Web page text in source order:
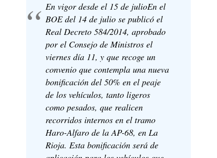
En vigor desde el 15 de julioEn el
BOE del 14 de julio se publicó el
Real Decreto 584/2014, aprobado
por el Consejo de Ministros el
viernes día 11, y que recoge un
convenio que contempla una nueva
bonificación del 50% en el peaje
de los vehículos, tanto ligeros
como pesados, que realicen
recorridos internos en el tramo
Haro-Alfaro de la AP-68, en La
Rioja. Esta bonificación será de